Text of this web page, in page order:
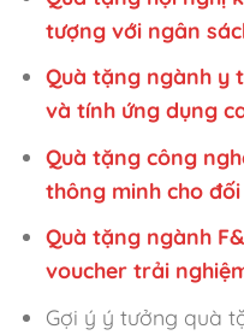
tượng với ngân
Quà tặng ngành y
và tính ứng dụng
Quà tặng công
thông minh cho
Quà tặng ngành
voucher trải
Gợi ý ý tưởng quà